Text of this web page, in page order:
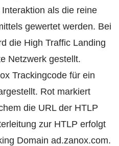
als die reine
gewertet werden. Bei
die High Traffic Landing
Netzwerk gestellt.
Trackingcode für ein
Rot markiert
die URL der HTLP
zur HTLP erfolgt
Domain ad.zanox.com.